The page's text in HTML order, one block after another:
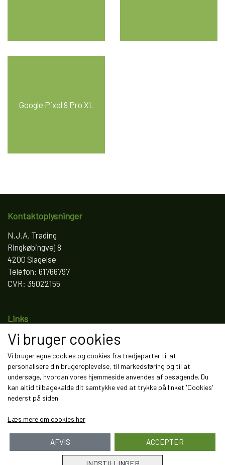
Google Pixel 9 Pro XL
Kontaktoplysninger
N.J.A. Trading
Ringkøbingvej 8
4200 Slagelse
Telefon: 61766797
CVR: 35022155
Links
Salgs- og leveringsbetingelser
Fortrydelse og reklamation
Kunde login
Om os
Kontakt
Vi bruger cookies
Vi bruger egne cookies og cookies fra tredjeparter til at
personalisere din brugeroplevelse, til markedsføring og til at
undersøge, hvordan vores hjemmeside anvendes af besøgende. Du
kan altid tilbagekalde dit samtykke ved at trykke på linket 'Cookies'
nederst på siden.
Læs mere om cookies her
AFVIS ACCEPTER